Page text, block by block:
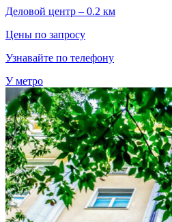
Деловой центр – 0.2 км
Цены по запросу
Узнавайте по телефону
У метро